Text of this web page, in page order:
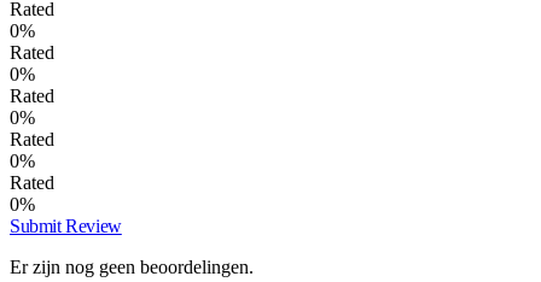
Rated
0%
Rated
0%
Rated
0%
Rated
0%
Rated
0%
Submit Review
Er zijn nog geen beoordelingen.